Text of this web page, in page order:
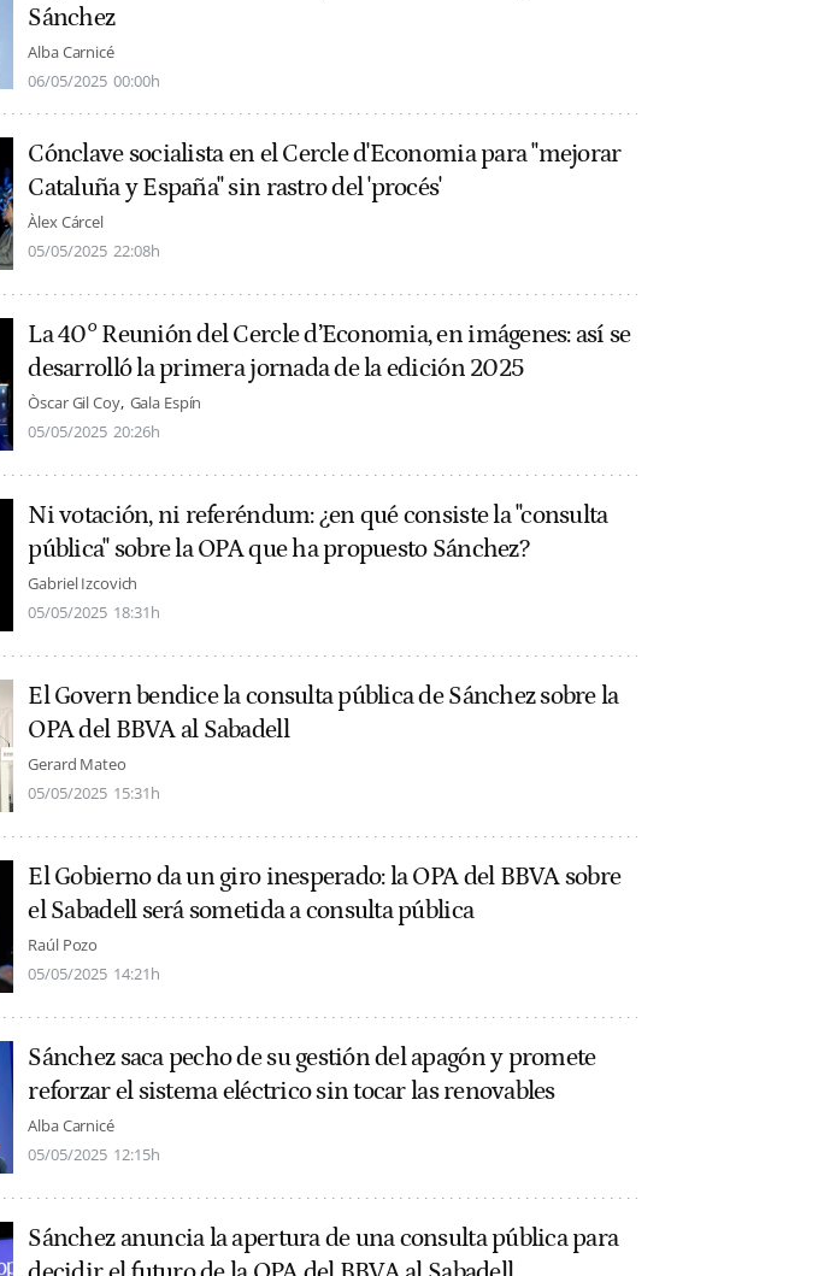
Sánchez
Alba Carnicé
06/05/2025 00:00h
Cónclave socialista en el Cercle d'Economia para "mejorar
Cataluña y España" sin rastro del 'procés'
Àlex Cárcel
05/05/2025 22:08h
La 40° Reunión del Cercle d’Economia, en imágenes: así se
desarrolló la primera jornada de la edición 2025
Òscar Gil Coy Gala Espín
05/05/2025 20:26h
Ni votación, ni referéndum: ¿en qué consiste la "consulta
pública" sobre la OPA que ha propuesto Sánchez?
Gabriel Izcovich
05/05/2025 18:31h
El Govern bendice la consulta pública de Sánchez sobre la
OPA del BBVA al Sabadell
Gerard Mateo
05/05/2025 15:31h
El Gobierno da un giro inesperado: la OPA del BBVA sobre
el Sabadell será sometida a consulta pública
Raúl Pozo
05/05/2025 14:21h
Sánchez saca pecho de su gestión del apagón y promete
reforzar el sistema eléctrico sin tocar las renovables
Alba Carnicé
05/05/2025 12:15h
Sánchez anuncia la apertura de una consulta pública para